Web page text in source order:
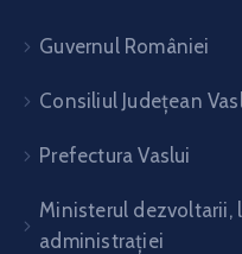
Guvernul României
Consiliul Județean
Prefectura Vaslui
Ministerul dezvoltarii,
administrației